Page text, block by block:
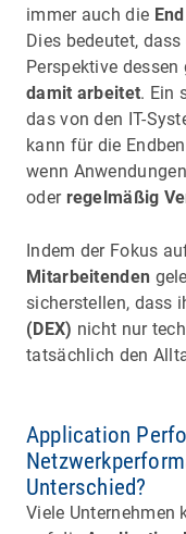
immer auch die
Dies bedeutet, dass
Perspektive
damit arbeitet. Ein
das von den IT-
kann für die
wenn Anwendungen
oder regelmäßig
Indem der Fokus
Mitarbeitenden
sicherstellen, dass
(DEX) nicht nur
tatsächlich den
Application
Unterschied?
Viele Unternehmen